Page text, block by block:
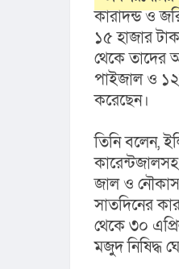
কারাদন্ড ও
১৫ হাজার
থেকে তাদের
পাইজাল ও
করেছেন।
তিনি বলেন,
জাল ও
সাতদিনের
থেকে ৩০
মজুদ নিষিদ্ধ